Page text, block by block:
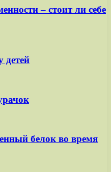
– стоит ли себе
детей
белок во время